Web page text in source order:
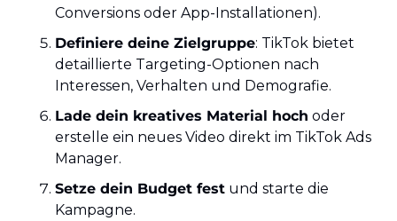
Conversions oder App-Installationen).
Definiere deine Zielgruppe: TikTok bietet
detaillierte Targeting-Optionen nach
Interessen, Verhalten und Demografie.
Lade dein kreatives Material hoch oder
erstelle ein neues Video direkt im TikTok Ads
Manager.
Setze dein Budget fest und starte die
Kampagne.